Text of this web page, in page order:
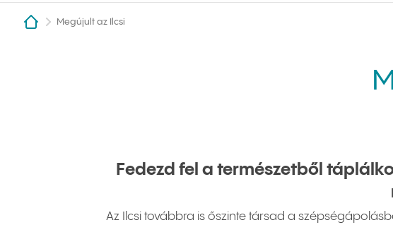
Ilcsi kezdőlap
Megújult az Ilcsi
Fedezd fel a természetből
Az Ilcsi továbbra is őszinte társad a